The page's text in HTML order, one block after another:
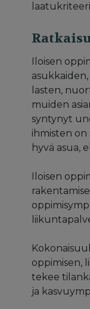
Iloisen
asukkaiden,
lasten,
muiden
syntynyt
ihmisten on
hyvä asua,
Iloisen
oppimisen,
tekee
ja